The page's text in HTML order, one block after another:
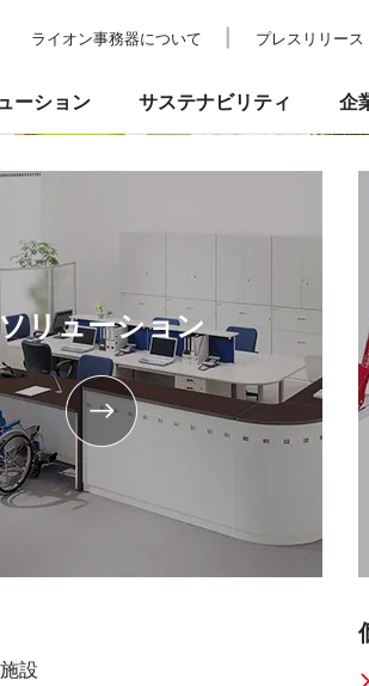
リューション
設
ライオン事務器について プレスリリース
事務機器・ICT 防災・
感
納入事例
ーション
ガバナンス
サステナビリティ
一覧 ショールーム プ
企
IRライブラリ 株式情報